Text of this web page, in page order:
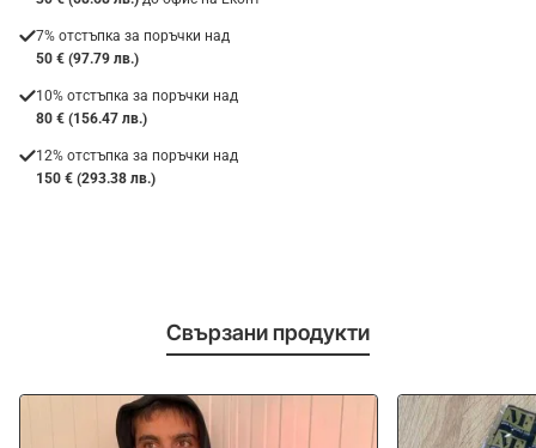
7% отстъпка за поръчки над
50 € (97.79 лв.)
10% отстъпка за поръчки над
80 € (156.47 лв.)
12% отстъпка за поръчки над
150 € (293.38 лв.)
Свързани продукти